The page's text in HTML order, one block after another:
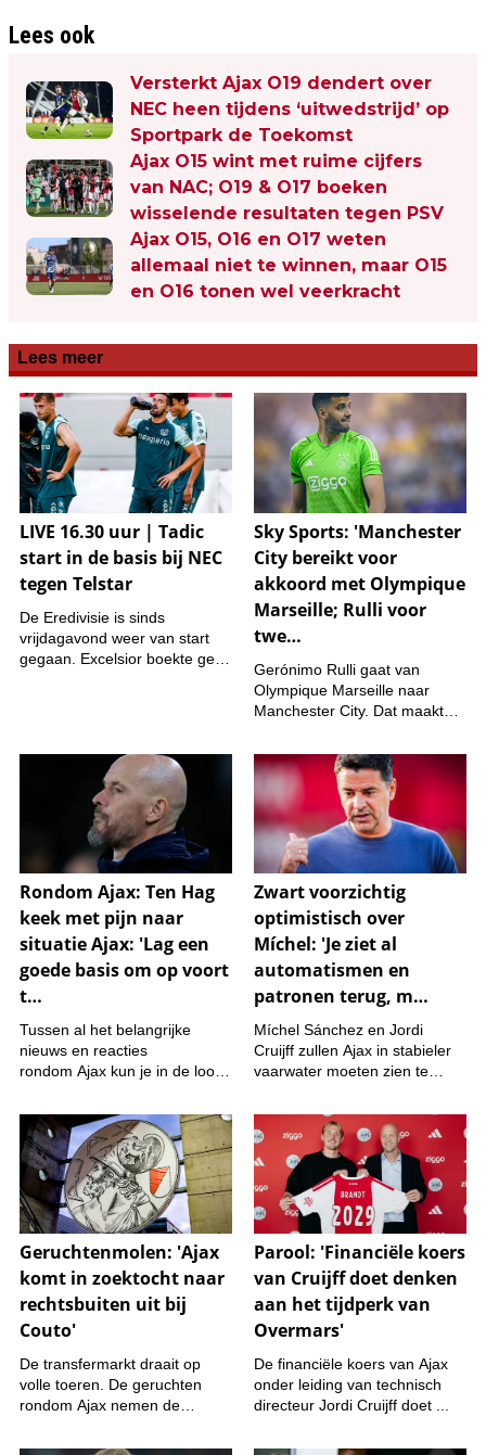
Lees ook
Versterkt Ajax O19 dendert over
NEC heen tijdens ‘uitwedstrijd’ op
Sportpark de Toekomst
Ajax O15 wint met ruime cijfers
van NAC; O19 & O17 boeken
wisselende resultaten tegen PSV
Ajax O15, O16 en O17 weten
allemaal niet te winnen, maar O15
en O16 tonen wel veerkracht